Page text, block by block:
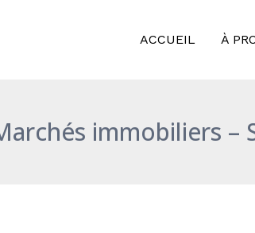
ACCUEIL À
immobiliers –